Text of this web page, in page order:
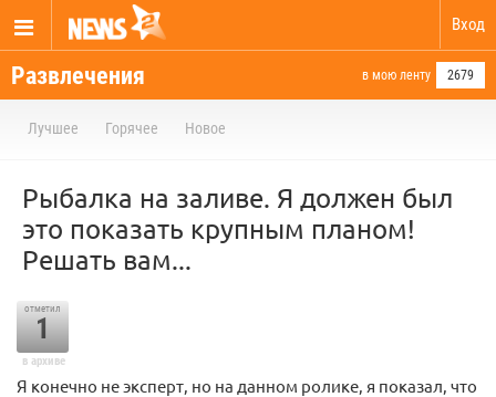
Вход
Развлечения в мою ленту 2679
Лучшее Горячее Новое
Рыбалка на заливе. Я должен был
это показать крупным планом!
Решать вам...
отметил
1
в архиве
Я конечно не эксперт, но на данном ролике, я показал, что